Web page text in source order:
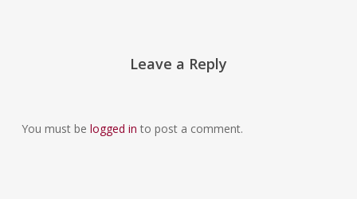
Leave a Reply
You must be logged in to post a comment.